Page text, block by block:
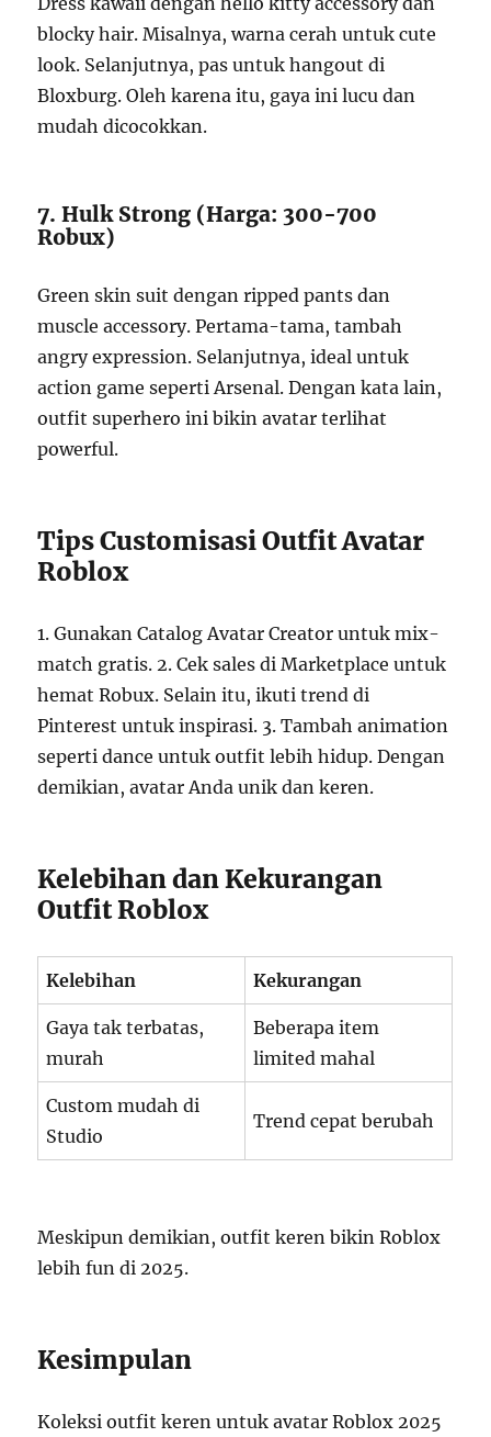
blocky hair. Misalnya, warna cerah untuk cute
look. Selanjutnya, pas untuk hangout di
Bloxburg. Oleh karena itu, gaya ini lucu dan
mudah dicocokkan.
7. Hulk Strong (Harga: 300-700
Robux)
Green skin suit dengan ripped pants dan
muscle accessory. Pertama-tama, tambah
angry expression. Selanjutnya, ideal untuk
action game seperti Arsenal. Dengan kata lain,
outfit superhero ini bikin avatar terlihat
powerful.
Tips Customisasi Outfit Avatar
Roblox
1. Gunakan Catalog Avatar Creator untuk mix-
match gratis. 2. Cek sales di Marketplace untuk
hemat Robux. Selain itu, ikuti trend di
Pinterest untuk inspirasi. 3. Tambah animation
seperti dance untuk outfit lebih hidup. Dengan
demikian, avatar Anda unik dan keren.
Kelebihan dan Kekurangan
Outfit Roblox
Kelebihan Kekurangan
Gaya tak terbatas,
murah
Beberapa item
limited mahal
Custom mudah di
Studio
Trend cepat berubah
Meskipun demikian, outfit keren bikin Roblox
lebih fun di 2025.
Kesimpulan
Koleksi outfit keren untuk avatar Roblox 2025